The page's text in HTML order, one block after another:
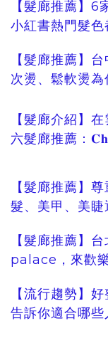
【髮廊推薦】6
小紅書熱門髮色
【髮廊推薦】
次燙、鬆軟燙
【髮廊介紹】
六髮廊推薦：
【髮廊推薦】
髮、美甲、美睫
【髮廊推薦】
palace，來歡
【流行趨勢】
告訴你適合哪些